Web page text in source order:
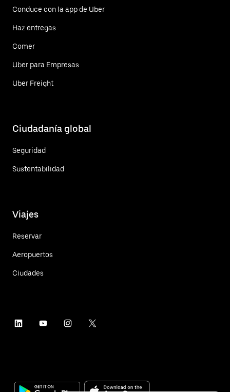
Conduce con la app de Uber
Haz entregas
Comer
Uber para Empresas
Uber Freight
Ciudadanía global
Seguridad
Sustentabilidad
Viajes
Reservar
Aeropuertos
Ciudades